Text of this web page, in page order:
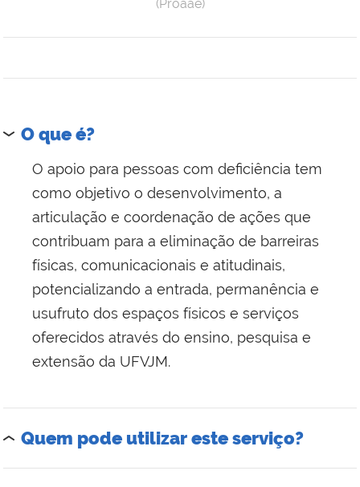
(Proaae)
O que é?
O apoio para pessoas com deficiência tem
como objetivo o desenvolvimento, a
articulação e coordenação de ações que
contribuam para a eliminação de barreiras
físicas, comunicacionais e atitudinais,
potencializando a entrada, permanência e
usufruto dos espaços físicos e serviços
oferecidos através do ensino, pesquisa e
extensão da UFVJM.
Quem pode utilizar este serviço?